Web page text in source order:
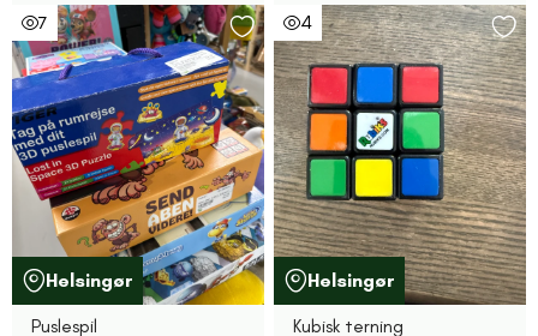
7
Helsingør
Puslespil
4
Helsingør
Kubisk terning